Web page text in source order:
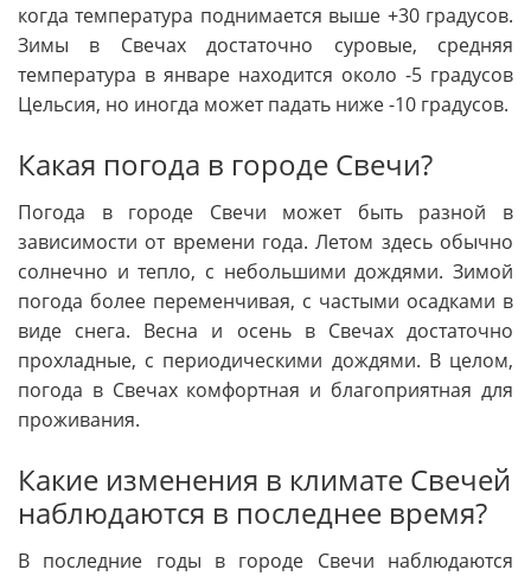
когда температура поднимается выше +30 градусов.
Зимы в Свечах достаточно суровые, средняя
температура в январе находится около -5 градусов
Цельсия, но иногда может падать ниже -10 градусов.
Какая погода в городе Свечи?
Погода в городе Свечи может быть разной в
зависимости от времени года. Летом здесь обычно
солнечно и тепло, с небольшими дождями. Зимой
погода более переменчивая, с частыми осадками в
виде снега. Весна и осень в Свечах достаточно
прохладные, с периодическими дождями. В целом,
погода в Свечах комфортная и благоприятная для
проживания.
Какие изменения в климате Свечей
наблюдаются в последнее время?
В последние годы в городе Свечи наблюдаются